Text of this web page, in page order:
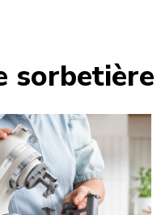
sorbetière